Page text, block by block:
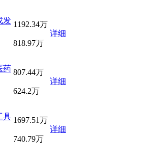
发 1192.34万
818.97万
详细
药 807.44万
624.2万
详细
具 1697.51万
740.79万
详细